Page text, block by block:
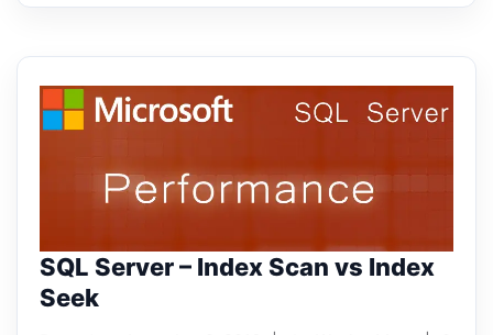
SQL Server – Index Scan vs Index
Seek